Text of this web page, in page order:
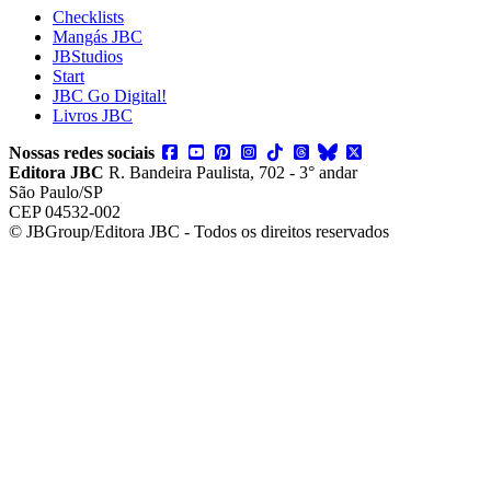
Checklists
Mangás JBC
JBStudios
Start
JBC Go Digital!
Livros JBC
Nossas redes sociais
Editora JBC R. Bandeira Paulista, 702 - 3° andar
São Paulo/SP
CEP 04532-002
© JBGroup/Editora JBC - Todos os direitos reservados